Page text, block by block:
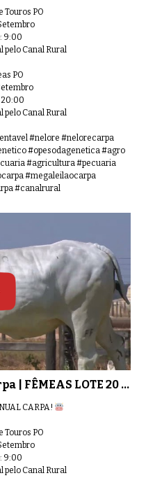
Touros PO
9:00
pelo Canal Rural
PO
pelo Canal Rural
#nelore #nelorecarpa
#opesodagenetica #agro
#agricultura #pecuaria
#megaleilaocarpa
#canalrural
45º Mega Leilão Anual Carpa | FÊMEAS LOTE 20 - 6343
CARPA!
Touros PO
9:00
pelo Canal Rural